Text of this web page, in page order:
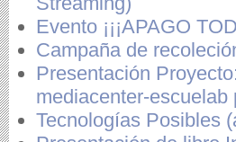
Evento ¡¡¡APAGO
Campaña de
Presentación
mediacenter-escuelab
Tecnologías Posibles